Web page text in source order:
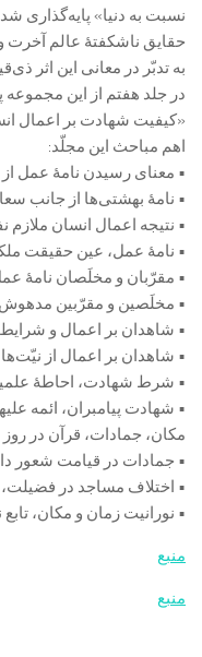
نسبت به دنیا» پایه‌گذاری
حقایق ناشکفتۀ عالم آخرت
به تدبّر در معانی این اثر
در جلد هفتم از این
«کیفیت شهادت بر اعمال
اهم مباحث این مجلّد:
• معنای رسیدن نامۀ
• نامۀ بهشتی‌ها از جانب
• نتیجه اعمال انسان
• نامۀ عمل، عین حقیقت
• مقرّبان و مخلَصان نامۀ
• مخلَصین و مقرّبین
• شاهدان بر اعمال و
• شاهدان بر اعمال از نیّت‌ها
• شرط شهادت، احاطۀ
• شهادت پیامبران، ائمه‌
مکان، جمادات، قرآن در
• جمادات در قیامت شعور
• اختلاف مساجد در
• نورانیت زمان و مکان،
منبع
منبع